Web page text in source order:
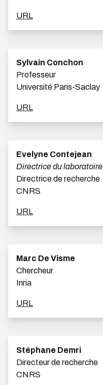
URL
Sylvain Conchon
Professeur
Université Paris-Saclay
URL
Evelyne Contejean
Directrice du laboratoire
Directrice de recherche
CNRS
URL
Marc De Visme
Chercheur
Inria
URL
Stéphane Demri
Directeur de recherche
CNRS